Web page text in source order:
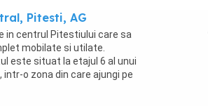
Pitesti, AG
in centrul Pitestiului care sa
mobilate si utilate.
este situat la etajul 6 al unui
intr-o zona din care ajungi pe